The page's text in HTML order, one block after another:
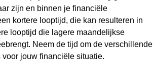
zijn en binnen je financiële
kortere looptijd, die kan resulteren in
looptijd die lagere maandelijkse
Neem de tijd om de verschillende
jouw financiële situatie.